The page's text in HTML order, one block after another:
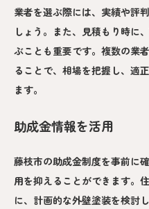
業者を選ぶ際には、実績や評
しょう。また、見積もり時に
ぶことも重要です。複数の業
ることで、相場を把握し、適
ます。
助成金情報を活用
藤枝市の助成金制度を事前に
用を抑えることができます。
に、計画的な外壁塗装を検討し